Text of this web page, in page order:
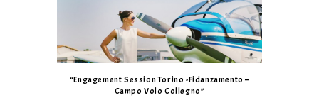
“Engagement Session Torino -Fidanzamento –
Campo Volo Collegno”